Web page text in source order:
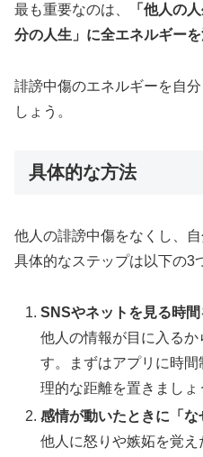
最も重要なのは、
「他人の
分の人生」に全エネルギー
誹謗中傷のエネルギーを自
しょう。
具体的な方法
他人の誹謗中傷をなくし、
具体的なステップは以下の3
SNSやネットを見る時
他人の情報が目に入るか
す。まずはアプリに時
理的な距離を置きましょ
感情が動いたときに「
他人に怒りや嫉妬を覚え